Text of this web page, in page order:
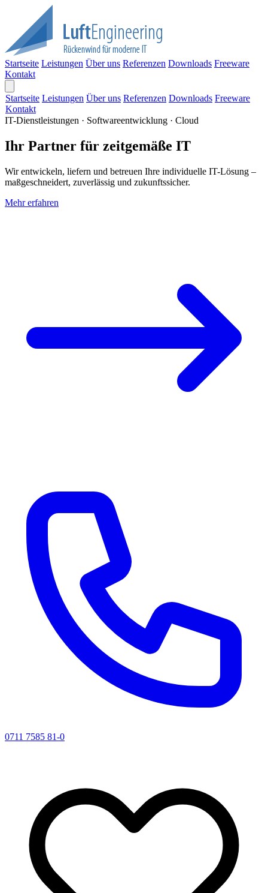
Startseite Leistungen Über uns Referenzen Downloads Freeware
Kontakt
Startseite Leistungen Über uns Referenzen Downloads Freeware
Kontakt
IT-Dienstleistungen · Softwareentwicklung · Cloud
Ihr Partner für zeitgemäße IT
Wir entwickeln, liefern und betreuen Ihre individuelle IT-Lösung –
maßgeschneidert, zuverlässig und zukunftssicher.
Mehr erfahren
0711 7585 81-0